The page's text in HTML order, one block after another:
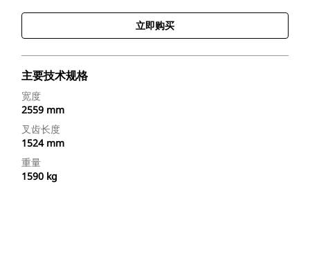
立即购买
主要技术规格
宽度
2559 mm
叉齿长度
1524 mm
重量
1590 kg